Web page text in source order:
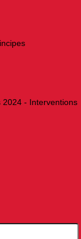
2024 - Interventions